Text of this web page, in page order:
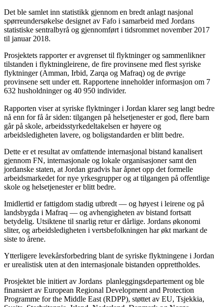
Det ble samlet inn statistikk gjennom en bredt anlagt nasjonal
spørreundersøkelse designet av Fafo i samarbeid med Jordans
statistiske sentralbyrå og gjennomført i tidsrommet november 2017
til januar 2018.
Prosjektets rapporter er avgrenset til flyktninger og sammenlikner
tilstanden i flyktningleirene, de fire provinsene med flest syriske
flyktninger (Amman, Irbid, Zarqa og Mafraq) og de øvrige
provinsene sett under ett. Rapportene inneholder informasjon om 7
632 husholdninger og 40 950 individer.
Rapporten viser at syriske flyktninger i Jordan klarer seg langt bedre
nå enn for få år siden: tilgangen på helsetjenester er god, flere barn
går på skole, arbeidsstyrkedeltakelsen er høyere og
arbeidsledigheten lavere, og boligstandarden er blitt bedre.
Dette er et resultat av omfattende internasjonal bistand kanalisert
gjennom FN, internasjonale og lokale organisasjoner samt den
jordanske staten, at Jordan gradvis har åpnet opp det formelle
arbeidsmarkedet for nye yrkesgrupper og at tilgangen på offentlige
skole og helsetjenester er blitt bedre.
Imidlertid er fattigdom stadig utbredt — og høyest i leirene og på
landsbygda i Mafraq — og avhengigheten av bistand fortsatt
betydelig. Utsiktene til snarlig retur er dårlige. Jordans økonomi
sliter, og arbeidsledigheten i vertsbefolkningen har økt markant de
siste to årene.
Ytterligere levekårsforbedring blant de syriske flyktningene i Jordan
er urealistisk uten at den internasjonale bistanden opprettholdes.
Prosjektet ble initiert av Jordans planleggingsdepartement og ble
finansiert av European Regional Development and Protection
Programme for the Middle East (RDPP), støttet av EU, Tsjekkia,